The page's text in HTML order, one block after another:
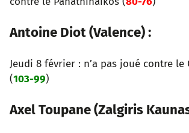
Antoine Diot (Valence) :
Jeudi 8 février : n’a pas joué contre le
(103-99)
Axel Toupane (Zalgiris